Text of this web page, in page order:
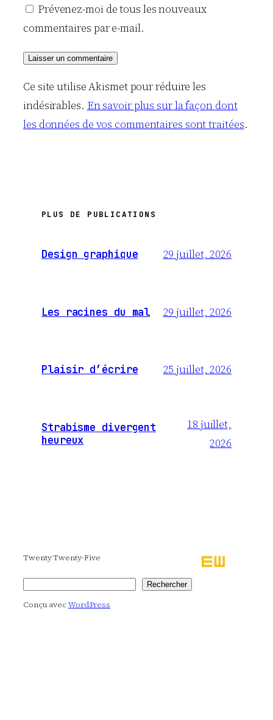
Prévenez-moi de tous les nouveaux
commentaires par e-mail.
Ce site utilise Akismet pour réduire les
indésirables. En savoir plus sur la façon dont
les données de vos commentaires sont traitées.
PLUS DE PUBLICATIONS
Design graphique 29 juillet, 2026
Les racines du mal 29 juillet, 2026
Plaisir d’écrire 25 juillet, 2026
Strabisme divergent
heureux
18 juillet,
2026
Twenty Twenty-Five
Rechercher Rechercher
Conçu avecWordPress